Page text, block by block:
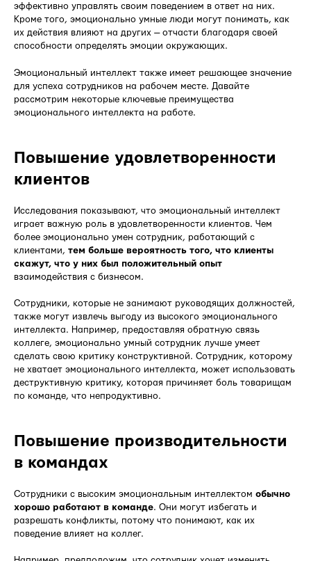
эффективно управлять своим поведением в ответ на них.
Кроме того, эмоционально умные люди могут понимать, как
их действия влияют на других — отчасти благодаря своей
способности определять эмоции окружающих.
Эмоциональный интеллект также имеет решающее значение
для успеха сотрудников на рабочем месте. Давайте
рассмотрим некоторые ключевые преимущества
эмоционального интеллекта на работе.
Повышение удовлетворенности
клиентов
Исследования показывают, что эмоциональный интеллект
играет важную роль в удовлетворенности клиентов. Чем
более эмоционально умен сотрудник, работающий с
клиентами, тем больше вероятность того, что клиенты
скажут, что у них был положительный опыт
взаимодействия с бизнесом.
Сотрудники, которые не занимают руководящих должностей,
также могут извлечь выгоду из высокого эмоционального
интеллекта. Например, предоставляя обратную связь
коллеге, эмоционально умный сотрудник лучше умеет
сделать свою критику конструктивной. Сотрудник, которому
не хватает эмоционального интеллекта, может использовать
деструктивную критику, которая причиняет боль товарищам
по команде, что непродуктивно.
Повышение производительности
в командах
Сотрудники с высоким эмоциональным интеллектом обычно
хорошо работают в команде. Они могут избегать и
разрешать конфликты, потому что понимают, как их
поведение влияет на коллег.